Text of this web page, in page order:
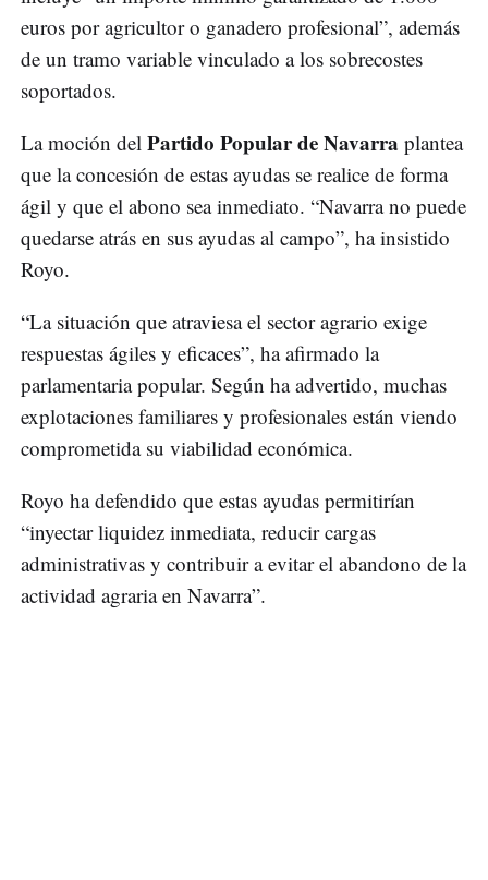
euros por agricultor o ganadero profesional”, además
de un tramo variable vinculado a los sobrecostes
soportados.
La moción del Partido Popular de Navarra plantea
que la concesión de estas ayudas se realice de forma
ágil y que el abono sea inmediato. “Navarra no puede
quedarse atrás en sus ayudas al campo”, ha insistido
Royo.
“La situación que atraviesa el sector agrario exige
respuestas ágiles y eficaces”, ha afirmado la
parlamentaria popular. Según ha advertido, muchas
explotaciones familiares y profesionales están viendo
comprometida su viabilidad económica.
Royo ha defendido que estas ayudas permitirían
“inyectar liquidez inmediata, reducir cargas
administrativas y contribuir a evitar el abandono de la
actividad agraria en Navarra”.